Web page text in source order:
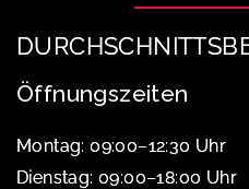
Öffnungszeiten
Montag: 09:00–12:30 Uhr
Dienstag: 09:00–18:00 Uhr